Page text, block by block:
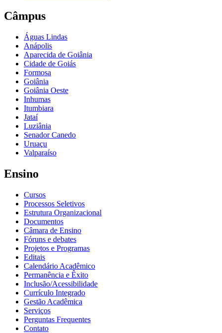
Câmpus
Águas Lindas
Anápolis
Aparecida de Goiânia
Cidade de Goiás
Formosa
Goiânia
Goiânia Oeste
Inhumas
Itumbiara
Jataí
Luziânia
Senador Canedo
Uruaçu
Valparaíso
Ensino
Cursos
Processos Seletivos
Estrutura Organizacional
Documentos
Câmara de Ensino
Fóruns e debates
Projetos e Programas
Editais
Calendário Acadêmico
Permanência e Êxito
Inclusão/Acessibilidade
Currículo Integrado
Gestão Acadêmica
Serviços
Perguntas Frequentes
Contato